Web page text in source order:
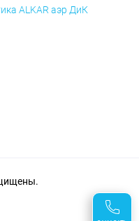
ALKAR аэр ДиК